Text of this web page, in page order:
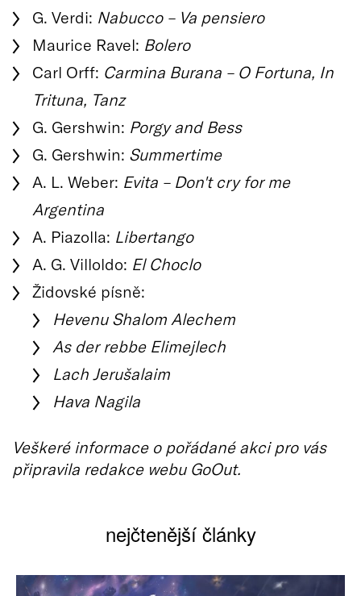
G. Verdi: Nabucco – Va pensiero
Maurice Ravel: Bolero
Carl Orff: Carmina Burana – O Fortuna, In
Trituna, Tanz
G. Gershwin: Porgy and Bess
G. Gershwin: Summertime
A. L. Weber: Evita – Don't cry for me
Argentina
A. Piazolla: Libertango
A. G. Villoldo: El Choclo
Židovské písně:
Hevenu Shalom Alechem
As der rebbe Elimejlech
Lach Jerušalaim
Hava Nagila
Veškeré informace o pořádané akci pro vás
připravila redakce webu GoOut.
nejčtenější články